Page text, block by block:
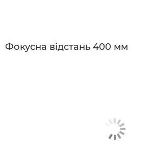
Фокусна відстань 400 мм